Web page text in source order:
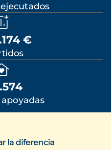
€
la diferencia